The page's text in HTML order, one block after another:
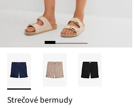
Strečové bermudy